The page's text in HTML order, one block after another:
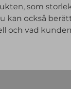
som
kan också
och vad